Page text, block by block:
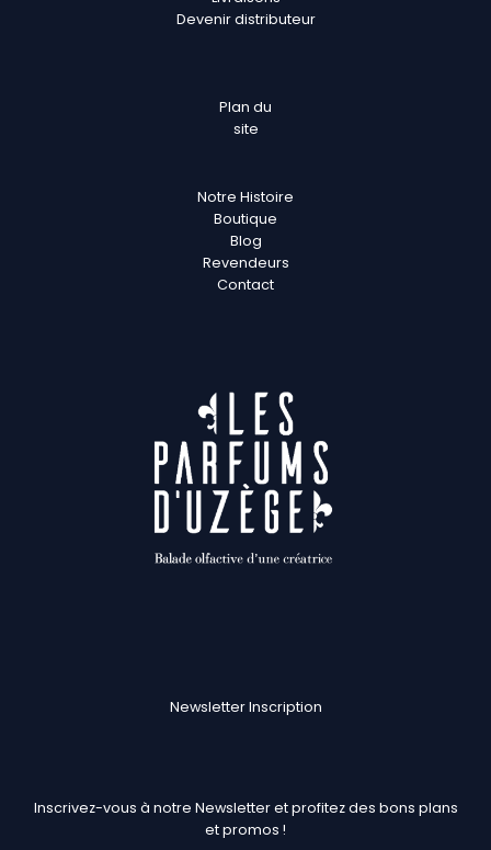
Devenir distributeur
Plan du
site
Notre Histoire
Boutique
Blog
Revendeurs
Contact
Newsletter Inscription
Inscrivez-vous à notre Newsletter et profitez des bons plans
et promos !